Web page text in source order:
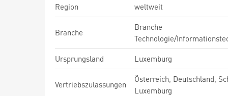
Region
weltweit
Branche
Branche
Technologie/
Ursprungsland
Luxemburg
Vertriebszulassungen
Österreich, Deutschland,
Luxemburg